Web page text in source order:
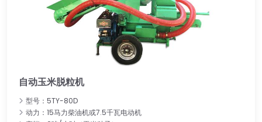
自动玉米脱粒机
型号：5TY-80D
动力：15马力柴油机或7.5千瓦电动机